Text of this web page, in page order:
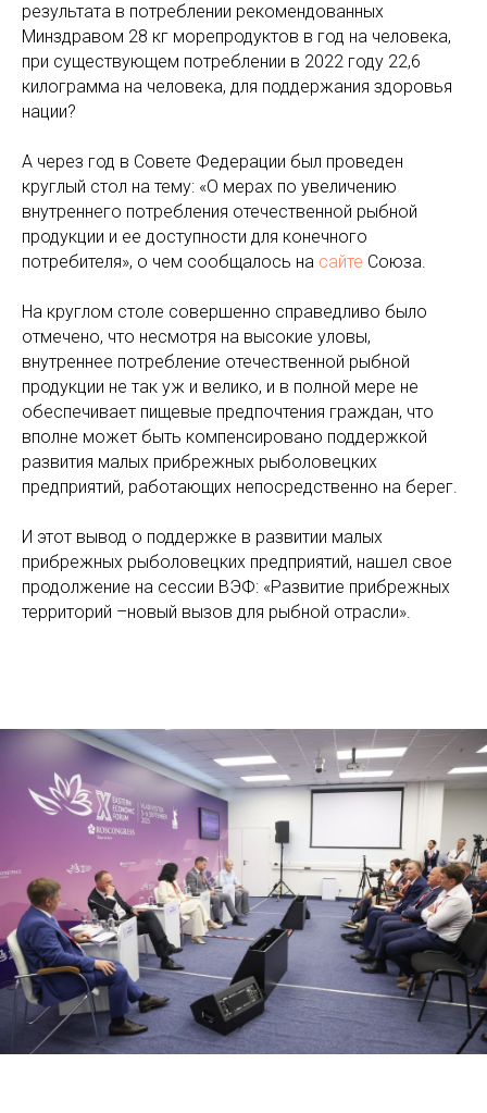
результата в потреблении рекомендованных
Минздравом 28 кг морепродуктов в год на человека,
при существующем потреблении в 2022 году 22,6
килограмма на человека, для поддержания здоровья
нации?
А через год в Совете Федерации был проведен
круглый стол на тему: «О мерах по увеличению
внутреннего потребления отечественной рыбной
продукции и ее доступности для конечного
потребителя», о чем сообщалось на сайте Союза.
На круглом столе совершенно справедливо было
отмечено, что несмотря на высокие уловы,
внутреннее потребление отечественной рыбной
продукции не так уж и велико, и в полной мере не
обеспечивает пищевые предпочтения граждан, что
вполне может быть компенсировано поддержкой
развития малых прибрежных рыболовецких
предприятий, работающих непосредственно на берег.
И этот вывод о поддержке в развитии малых
прибрежных рыболовецких предприятий, нашел свое
продолжение на сессии ВЭФ: «Развитие прибрежных
территорий –новый вызов для рыбной отрасли».